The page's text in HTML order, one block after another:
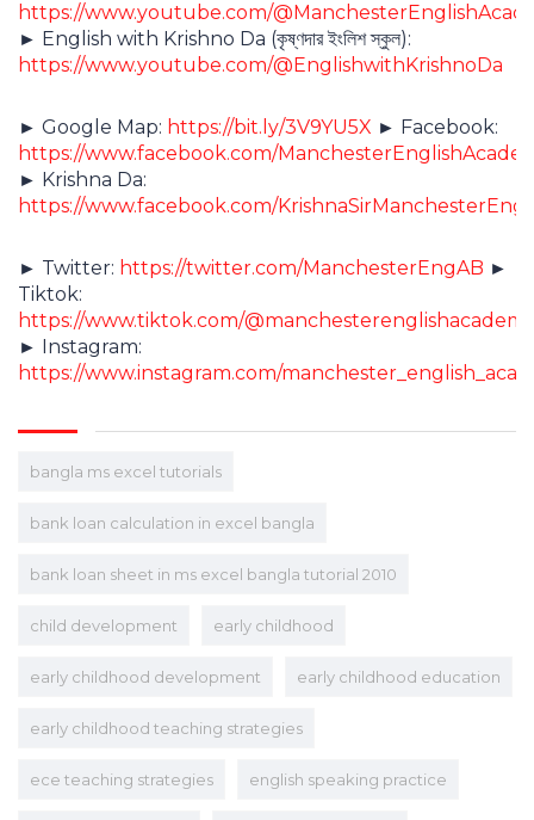
https://www.youtube.com/
► English with Krishno Da (কৃষ্ণদার ইংলিশ স্কুল):
https://www.youtube.com/@EnglishwithKrishnoDa
► Google Map: https://bit.ly/3V9YU5X ► Facebook:
https://www.facebook.com/
► Krishna Da:
https://www.facebook.com/
► Twitter: https://twitter.com/ManchesterEngAB ►
Tiktok:
https://www.tiktok.com/
► Instagram:
https://www.instagram.com/
bangla ms excel tutorials
bank loan calculation in excel bangla
bank loan sheet in ms excel bangla tutorial 2010
child development early childhood
early childhood development early childhood education
early childhood teaching strategies
ece teaching strategies english speaking practice